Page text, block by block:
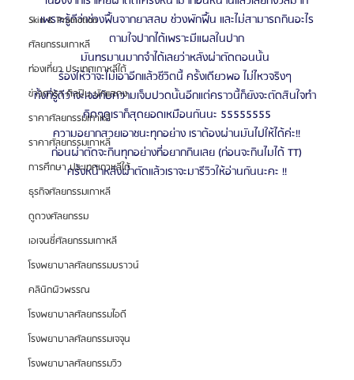
Skin & Promotion
ศัลยกรรมเกาหลี
ท่องเที่ยว ประเทศเกาหลีใต้
ข่าวดารา ศิลปิน นักแสดง
ราคาศัลยกรรมเกาหลี
ราคาศัลยกรรมเกาหลี
การศึกษา ประเทศเกาหลีใต้
ธุรกิจศัลยกรรมเกาหลี
ดูดวงศัลยกรรม
เอเจนซี่ศัลยกรรมเกาหลี
โรงพยาบาลศัลยกรรมบราวน์
คลินิกผิวพรรณ
โรงพยาบาลศัลยกรรมไอดี
โรงพยาบาลศัลยกรรมเจจุน
โรงพยาบาลศัลยกรรมวิว
เพราะรู้ดีว่าช่วงฟื้นจากยาสลบ ช่วงพักฟื้น และไม่สามารถกินอะไร
ตามใจปากได้เพราะมีแผลในปาก
มันทรมานมากจำได้เลยว่าหลังผ่าตัดตอนนั้น
ร้องให้ว่าจะไม่เอาอีกแล้วชีวิตนี้ ครั้งเดียวพอ ไม่ไหวจริงๆ
ทั้งที่รู้ดีว่าจะเจอกับความเจ็บปวดนั้นอีกแต่คราวนี้ก็ยังจะตัดสินใจทำ
คิดๆดูเราก็สุดยอดเหมือนกันนะ 55555555
ความอยากสวยเอาชนะทุกอย่าง เราต้องผ่านมันไปให้ได้ค่ะ!!
ก่อนผ่าตัดจะกินทุกอย่างที่อยากกินเลย (ก่อนจะกินไมได้ TT)
ครั้งหน้าหลังผ่าตัดแล้วเราจะมารีวิวให้อ่านกันนะคะ !!